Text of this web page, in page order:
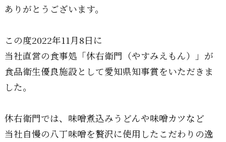
ありがとうございます。
この度2022年11月8日に
当社直営の食事処「休右衛門（やすみえもん）」が
食品衛生優良施設として愛知県知事賞をいただきま
した。
休右衛門では、味噌煮込みうどんや味噌カツなど
当社自慢の八丁味噌を贅沢に使用したこだわりの逸